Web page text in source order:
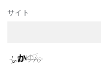
サイト